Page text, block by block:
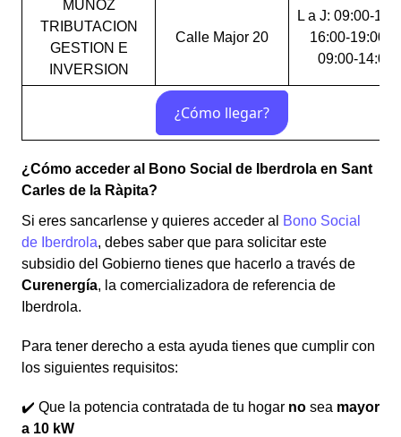
MUÑOZ
TRIBUTACION
GESTION E
INVERSION
Calle Major 20
L a J: 09:00-
16:00-19:00 V:
09:00-14:00
¿Cómo acceder al Bono Social de Iberdrola en Sant
Carles de la Ràpita?
Si eres sancarlense y quieres acceder al
Bono Social
de Iberdrola, debes saber que para solicitar este
subsidio del Gobierno tienes que hacerlo a través de
Curenergía, la comercializadora de referencia de
Iberdrola.
Para tener derecho a esta ayuda tienes que cumplir con
los siguientes requisitos:
✔️ Que la potencia contratada de tu hogar no sea mayor
a 10 kW